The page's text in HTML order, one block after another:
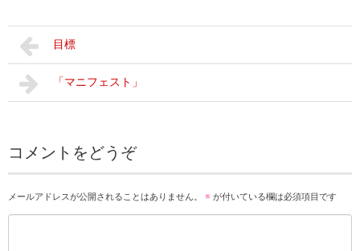
目標
「マニフェスト」
コメントをどうぞ
メールアドレスが公開されることはありません。 ※ が付いている欄は必須項目です